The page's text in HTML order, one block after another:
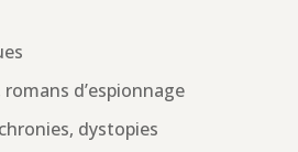
d’espionnage
dystopies